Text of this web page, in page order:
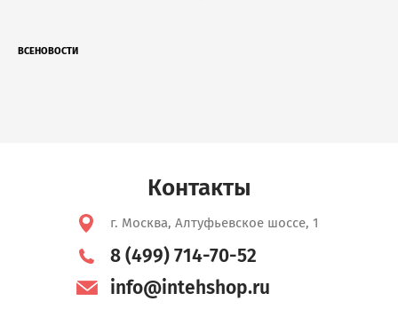
ВСЕНОВОСТИ
Контакты
г. Москва, Алтуфьевское шоссе, 1
8 (499) 714-70-52
info@intehshop.ru